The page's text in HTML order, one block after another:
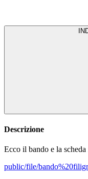
Descrizione
Ecco il bando e la
public/file/